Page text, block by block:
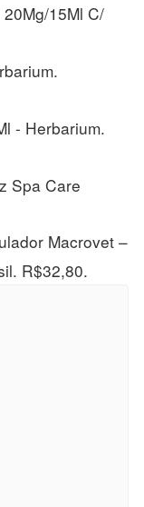
15Ml C/
- Herbarium.
Spa Care
Macrovet –
R$32,80.